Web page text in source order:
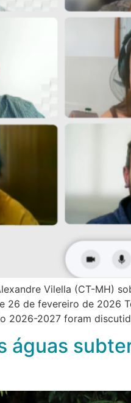
Vilella (CT-MH)
de fevereiro de 2026
2026-2027 foram
águas